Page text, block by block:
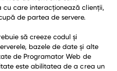
cu care interacționează clienții,
de partea de servere.
să creeze codul și
bazele de date și alte
de Programator Web de
este abilitatea de a crea un